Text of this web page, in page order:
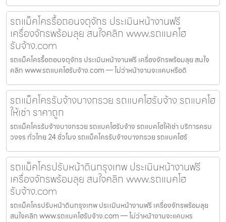
รถแม็คโครรื้อถอนจตุจักร ประเมินหน้างานฟรี
เครื่องจักรพร้อมลุย สนใจคลิก www.รถแบคโฮ
รับจ้าง.com
รถแม็คโครรื้อถอนจตุจักร ประเมินหน้างานฟรี เครื่องจักรพร้อมลุย สนใจ
คลิก www.รถแบคโฮรับจ้าง.com — ไม่ว่าหน้างานจะแคบหรือดิ
รถแม็คโครรับจ้างบางกรวย รถแบคโฮรับจ้าง รถแบคโฮ
ให้เช่า ราคาถูก
รถแม็คโครรับจ้างบางกรวย รถแบคโฮรับจ้าง รถแบคโฮให้เช่า บริการครบ
วงจร ทั่วไทย 24 ชั่วโมง รถแม็คโครรับจ้างบางกรวย รถแบคโฮรั
รถแม็คโครปรับหน้าดินกรุงเทพ ประเมินหน้างานฟรี
เครื่องจักรพร้อมลุย สนใจคลิก www.รถแบคโฮ
รับจ้าง.com
รถแม็คโครปรับหน้าดินกรุงเทพ ประเมินหน้างานฟรี เครื่องจักรพร้อมลุย
สนใจคลิก www.รถแบคโฮรับจ้าง.com — ไม่ว่าหน้างานจะแคบหร